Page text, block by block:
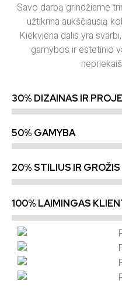
Savo darbą grindžiame
užtikrina aukščiausią
Kiekviena dalis yra
gamybos ir estetinio
30% DIZAINAS IR
50% GAMYBA
20% STILIUS IR GROŽIS
100% LAIMINGAS